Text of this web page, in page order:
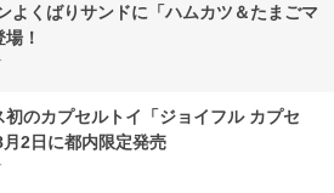
よくばりサンドに「ハムカツ＆たまごマ
！
初のカプセルトイ「ジョイフル カプセ
2日に都内限定発売